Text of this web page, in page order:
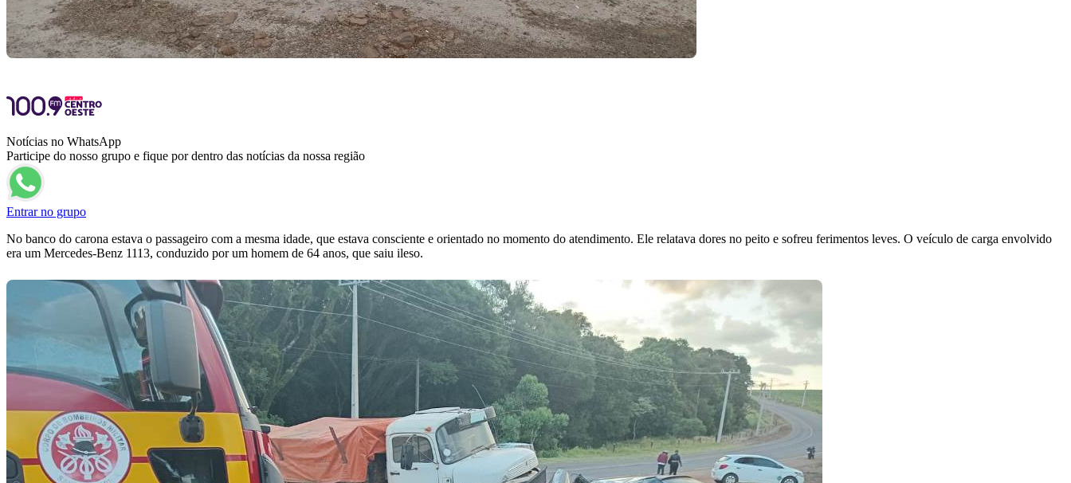
Notícias no WhatsApp
Participe do nosso grupo e fique por dentro das notícias da nossa região
Entrar no grupo
No banco do carona estava o passageiro com a mesma idade, que estava consciente e orientado no momento do atendimento. Ele relatava dores no peito e sofreu ferimentos leves. O veículo de carga envolvido
era um Mercedes-Benz 1113, conduzido por um homem de 64 anos, que saiu ileso.